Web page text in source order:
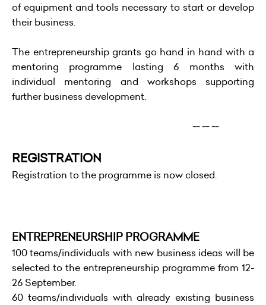
of equipment and tools necessary to start or develop
their business.
The entrepreneurship grants go hand in hand with a
mentoring programme lasting 6 months with
individual mentoring and workshops supporting
further business development.
-- -- --
REGISTRATION
Registration to the programme is now closed.
ENTREPRENEURSHIP PROGRAMME
100 teams/individuals with new business ideas will be
selected to the entrepreneurship programme from 12-
26 September.
60 teams/individuals with already existing business